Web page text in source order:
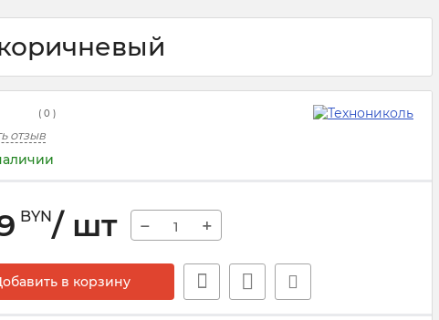
( 0 )
отзыв
BYN/ шт − +
в корзину